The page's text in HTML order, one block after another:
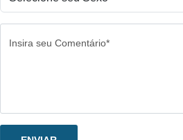
Insira seu Comentário*